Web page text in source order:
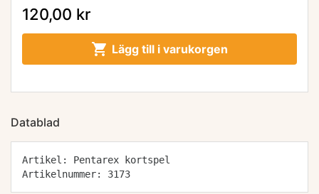
120,00 kr
 Lägg till i varukorgen
Datablad
Artikel: Pentarex kortspel
Artikelnummer: 3173